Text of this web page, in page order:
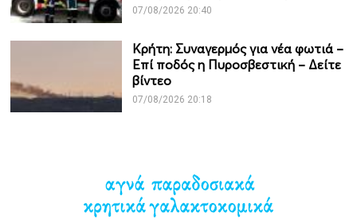
07/08/2026 20:40
Κρήτη: Συναγερμός για νέα φωτιά –
Επί ποδός η Πυροσβεστική – Δείτε
βίντεο
07/08/2026 20:18